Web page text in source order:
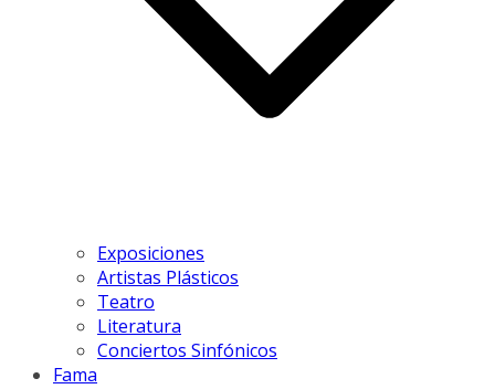
Exposiciones
Artistas Plásticos
Teatro
Literatura
Conciertos Sinfónicos
Fama